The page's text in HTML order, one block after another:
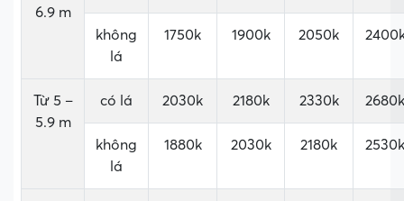
6.9 m
không
lá
1750k 1900k 2050k
Từ 5 –
5.9 m
có lá 2030k 2180k 2330k 2680k
không
lá
1880k 2030k 2180k 2530k